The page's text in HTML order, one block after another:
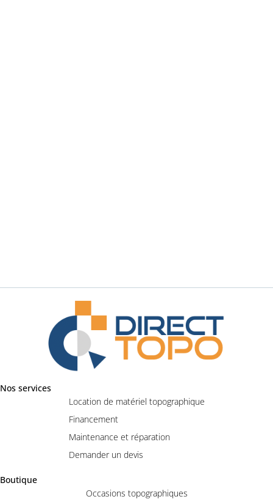
Nos services
Location de matériel topographique
Financement
Maintenance et réparation
Demander un devis
Boutique
Occasions topographiques